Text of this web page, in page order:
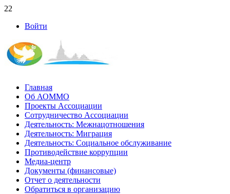
22
Войти
Главная
Об АОММО
Проекты Ассоциации
Сотрудничество Ассоциации
Деятельность: Межнацотношения
Деятельность: Миграция
Деятельность: Социальное обслуживание
Противодействие коррупции
Медиа-центр
Документы (финансовые)
Отчет о деятельности
Обратиться в организацию